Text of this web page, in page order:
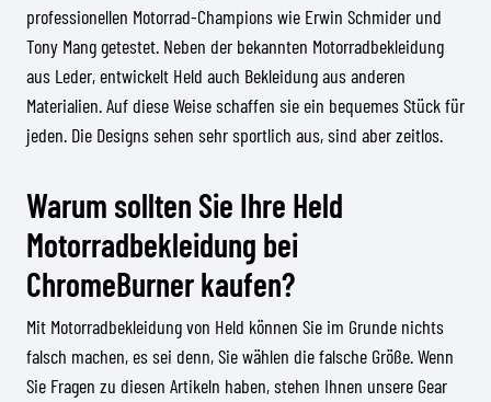
professionellen Motorrad-Champions wie Erwin Schmider und
Tony Mang getestet. Neben der bekannten Motorradbekleidung
aus Leder, entwickelt Held auch Bekleidung aus anderen
Materialien. Auf diese Weise schaffen sie ein bequemes Stück für
jeden. Die Designs sehen sehr sportlich aus, sind aber zeitlos.
Warum sollten Sie Ihre Held
Motorradbekleidung bei
ChromeBurner kaufen?
Mit Motorradbekleidung von Held können Sie im Grunde nichts
falsch machen, es sei denn, Sie wählen die falsche Größe. Wenn
Sie Fragen zu diesen Artikeln haben, stehen Ihnen unsere Gear